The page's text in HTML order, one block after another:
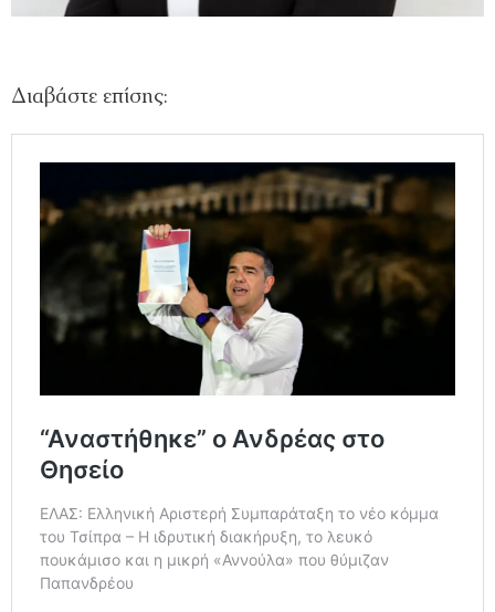
Διαβάστε επίσης: